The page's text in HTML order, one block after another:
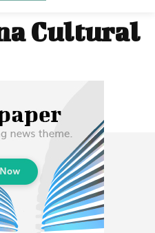
Cultural